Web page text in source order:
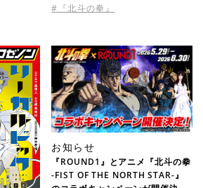
#『北斗の拳』
お知らせ
『ROUND1』とアニメ『北斗の拳
-FIST OF THE NORTH STAR-』